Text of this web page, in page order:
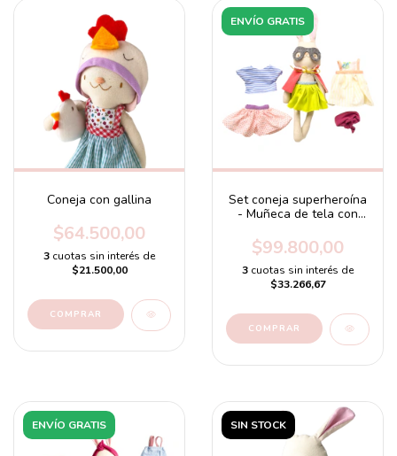
Coneja con gallina
$64.500,00
3 cuotas sin interés de
$21.500,00
ENVÍO GRATIS
Set coneja superheroína
- Muñeca de tela con
$99.800,00
3 cuotas sin interés de
$33.266,67
ENVÍO GRATIS SIN STOCK